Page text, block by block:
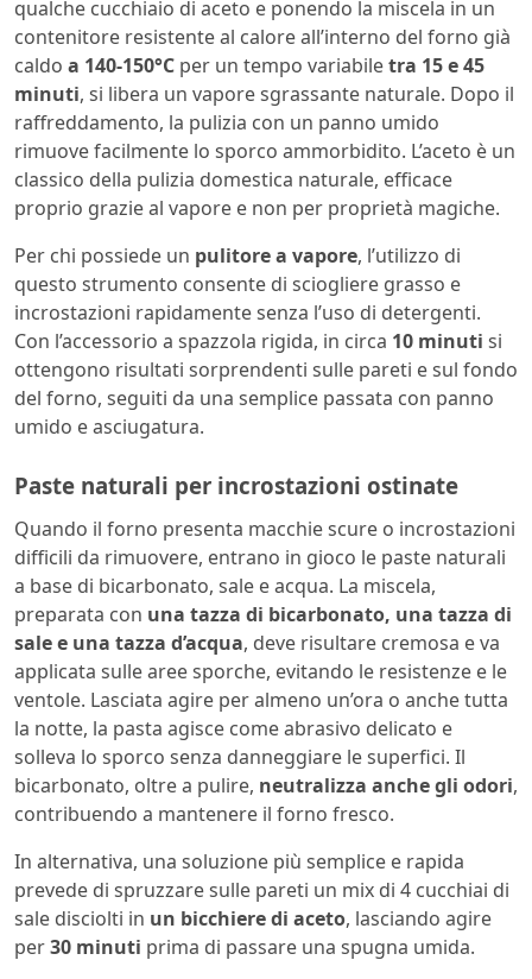
qualche cucchiaio di aceto e ponendo la miscela in un
contenitore resistente al calore all’interno del forno già
caldo a 140-150°C per un tempo variabiletra 15 e 45
minuti, si libera un vapore sgrassante naturale. Dopo il
raffreddamento, la pulizia con un panno umido
rimuove facilmente lo sporco ammorbidito. L’aceto è un
classico della pulizia domestica naturale, efficace
proprio grazie al vapore e non per proprietà magiche.
Per chi possiede un pulitore a vapore, l’utilizzo di
questo strumento consente di sciogliere grasso e
incrostazioni rapidamente senza l’uso di detergenti.
Con l’accessorio a spazzola rigida, in circa 10 minuti si
ottengono risultati sorprendenti sulle pareti e sul fondo
del forno, seguiti da una semplice passata con panno
umido e asciugatura.
Paste naturali per incrostazioni ostinate
Quando il forno presenta macchie scure o incrostazioni
difficili da rimuovere, entrano in gioco le paste naturali
a base di bicarbonato, sale e acqua. La miscela,
preparata con una tazza di bicarbonato, una tazza di
sale e una tazza d’acqua, deve risultare cremosa e va
applicata sulle aree sporche, evitando le resistenze e le
ventole. Lasciata agire per almeno un’ora o anche tutta
la notte, la pasta agisce come abrasivo delicato e
solleva lo sporco senza danneggiare le superfici. Il
bicarbonato, oltre a pulire, neutralizza anche gli odori,
contribuendo a mantenere il forno fresco.
In alternativa, una soluzione più semplice e rapida
prevede di spruzzare sulle pareti un mix di 4 cucchiai di
sale disciolti in un bicchiere di aceto, lasciando agire
per30 minuti prima di passare una spugna umida.